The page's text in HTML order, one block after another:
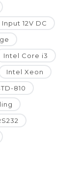
Input 12V DC
Intel Core i3
Intel Xeon
810